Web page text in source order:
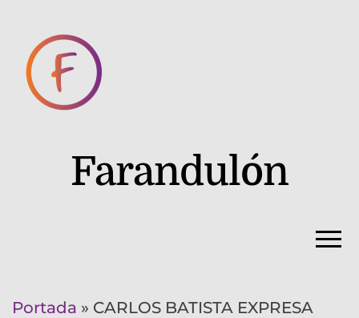
Farandulón
Portada » CARLOS BATISTA EXPRESA